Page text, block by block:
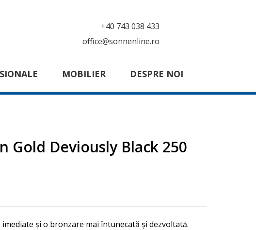
+40 743 038 433
office@sonnenline.ro
MOBILIER DESPRE NOI
Gold Deviously Black 250
și o bronzare mai întunecată și dezvoltată.